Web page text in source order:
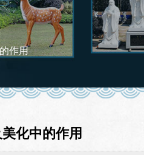
作用
化中的作用